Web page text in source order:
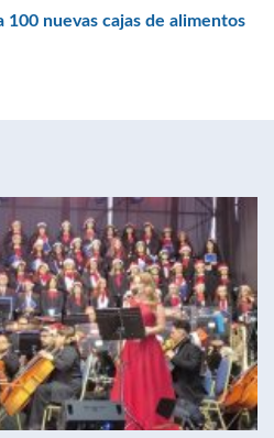
100 nuevas cajas de alimentos